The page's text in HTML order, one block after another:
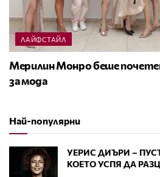
ЛАЙФСТАЙЛ
Мерилин Монро беше
за мода
Най-популярни
УЕРИС ДИЪРИ –
КОЕТО УСПЯ ДА